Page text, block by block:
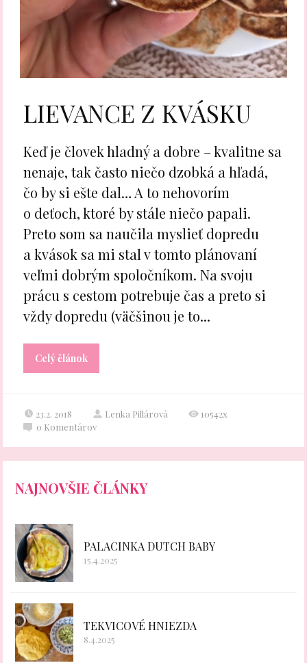
LIEVANCE Z KVÁSKU
Keď je človek hladný a dobre – kvalitne sa
nenaje, tak často niečo dzobká a hľadá,
čo by si ešte dal… A to nehovorím
o deťoch, ktoré by stále niečo papali.
Preto som sa naučila myslieť dopredu
a kvások sa mi stal v tomto plánovaní
veľmi dobrým spoločníkom. Na svoju
prácu s cestom potrebuje čas a preto si
vždy dopredu (väčšinou je to...
Celý článok
23.2. 2018 Lenka Pillárová
10542x
0 Komentárov
NAJNOVŠIE ČLÁNKY
PALACINKA DUTCH BABY
15.4.2025
TEKVICOVÉ HNIEZDA
8.4.2025